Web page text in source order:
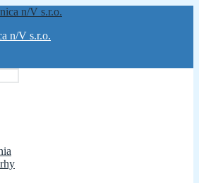
n/V s.r.o.